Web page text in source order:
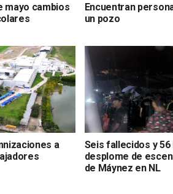
mayo cambios
Encuentran
un pozo
a
Seis fallecidos y
desplome de
de Máynez en NL